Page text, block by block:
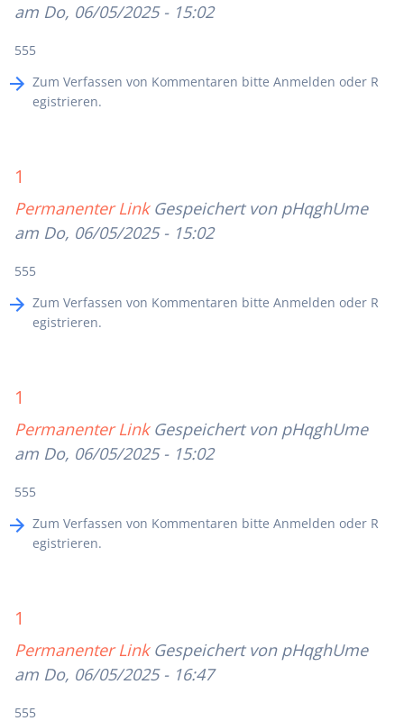
am Do, 06/05/2025 - 15:02
555
Zum Verfassen von Kommentaren bitte Anmelden oder R
egistrieren.
1
Permanenter Link Gespeichert von pHqghUme
am Do, 06/05/2025 - 15:02
555
Zum Verfassen von Kommentaren bitte Anmelden oder R
egistrieren.
1
Permanenter Link Gespeichert von pHqghUme
am Do, 06/05/2025 - 15:02
555
Zum Verfassen von Kommentaren bitte Anmelden oder R
egistrieren.
1
Permanenter Link Gespeichert von pHqghUme
am Do, 06/05/2025 - 16:47
555